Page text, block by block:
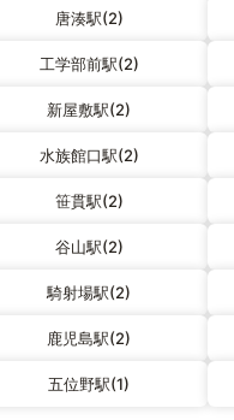
唐湊駅(2)
工学部前駅(2)
新屋敷駅(2)
水族館口駅(2)
笹貫駅(2)
谷山駅(2)
騎射場駅(2)
鹿児島駅(2)
五位野駅(1)